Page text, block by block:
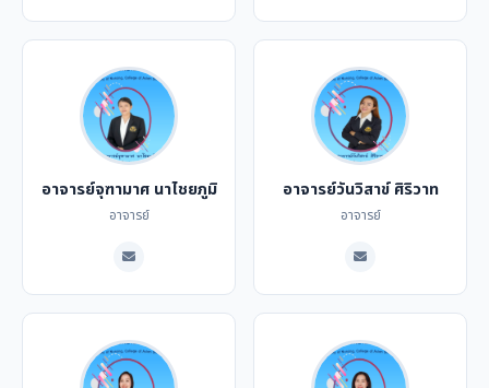
อาจารย์จุฑามาศ นาไชยภูมิ
อาจารย์
อาจารย์วันวิสาข์ ศิริวาท
อาจารย์